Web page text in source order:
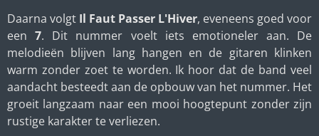
Daarna volgt Il Faut Passer L'Hiver, eveneens goed voor
een7. Dit nummer voelt iets emotioneler aan. De
melodieën blijven lang hangen en de gitaren klinken
warm zonder zoet te worden. Ik hoor dat de band veel
aandacht besteedt aan de opbouw van het nummer. Het
groeit langzaam naar een mooi hoogtepunt zonder zijn
rustige karakter te verliezen.